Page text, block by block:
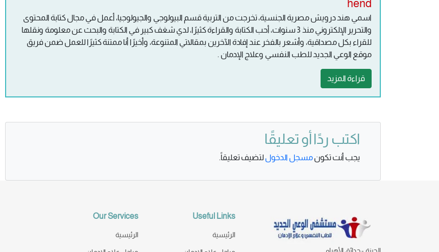
hend
اسمي هند درويش مصرية الجنسية، تخرجت من التربية قسم البيولوجي والجيولوجيا، أعمل في مجال كتابة المحتوى
والتحرير الإلكتروني منذ 3 سنوات، أحب الكتابة والقراءة كثيرًا، لدي شغف كبير في الكتابة والبحث عن معلومة ونقلها
للقراء بكل مصداقية، وأشعر بالفخر عند إفادة الآخرين بمقالاتي المتنوعة، وأخيرًا أنا ممتنة كثيرًا للعمل ضمن فريق
موقع الوعي الجديد للطب النفسي وعلاج الإدمان .
قراءة المزيد
اكتب ردًا أو تعليقًا
يجب أنت تكونمسجل الدخوللتضيف تعليقاً.
Useful Links
الرئيسية
Our Services
الرئيسية